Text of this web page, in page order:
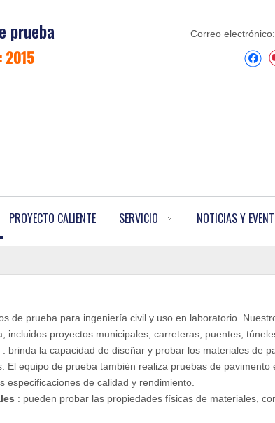
prueba
2015
Correo electrónico:
PROYECTO CALIENTE SERVICIO NOTICIAS Y
de prueba para ingeniería civil y uso en laboratorio.
incluidos proyectos municipales, carreteras, puentes,
: brinda la capacidad de diseñar y probar los materiales de
El equipo de prueba también realiza pruebas de
especificaciones de calidad y rendimiento.
: pueden probar las propiedades físicas de materiales,